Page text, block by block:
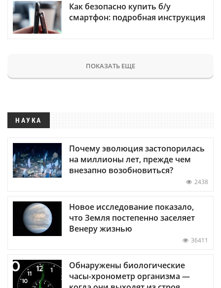
Как безопасно купить б/у
смартфон: подробная инструкция
ПОКАЗАТЬ ЕЩЕ
НАУКА
Почему эволюция застопорилась
на миллионы лет, прежде чем
внезапно возобновиться?
2438
Новое исследование показало,
что Земля постепенно заселяет
Венеру жизнью
36411
Обнаружены биологические
часы-хронометр организма —